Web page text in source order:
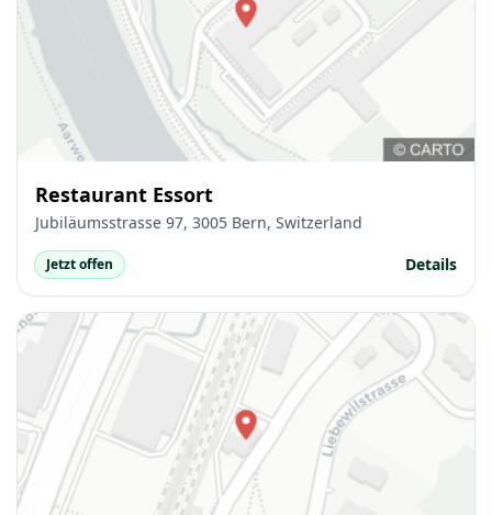
Restaurant Essort
Jubiläumsstrasse 97, 3005 Bern, Switzerland
Jetzt offen Details